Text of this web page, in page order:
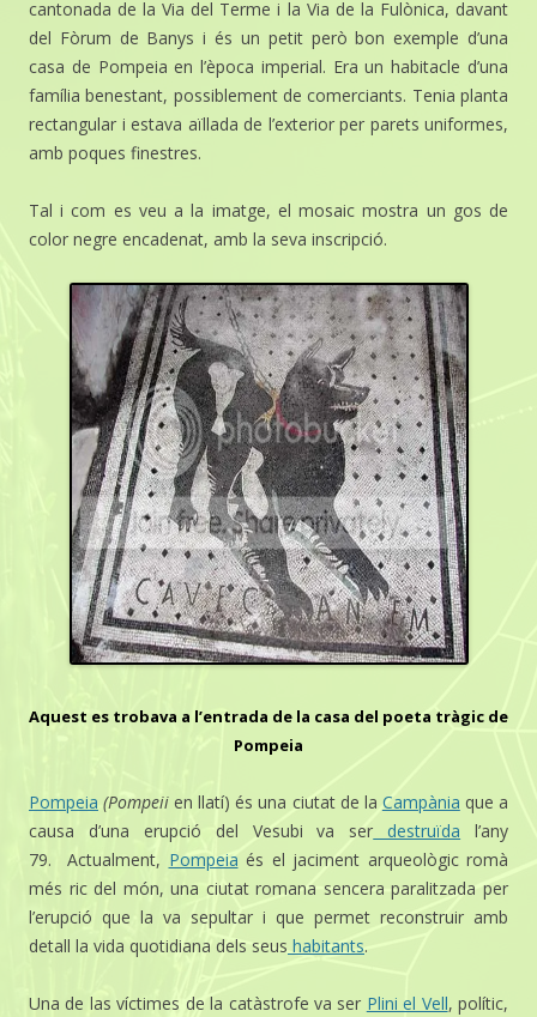
cantonada de la Via del Terme i la Via de la Fulònica, davant
del Fòrum de Banys i és un petit però bon exemple d’una
casa de Pompeia en l’època imperial. Era un habitacle d’una
família benestant, possiblement de comerciants. Tenia planta
rectangular i estava aïllada de l’exterior per parets uniformes,
amb poques finestres.
Tal i com es veu a la imatge, el mosaic mostra un gos de
color negre encadenat, amb la seva inscripció.
Aquest es trobava a l’entrada de la casa del poeta tràgic de
Pompeia
Pompeia (Pompeii en llatí) és una ciutat de la Campània que a
causa d’una erupció del Vesubi va ser destruïda l’any
79. Actualment, Pompeia és el jaciment arqueològic romà
més ric del món, una ciutat romana sencera paralitzada per
l’erupció que la va sepultar i que permet reconstruir amb
detall la vida quotidiana dels seus habitants.
Una de las víctimes de la catàstrofe va ser Plini el Vell, polític,